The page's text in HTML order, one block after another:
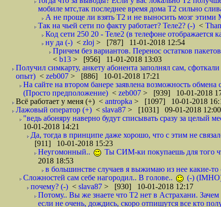
мобиле мтс,так последнее время дома Т2 сильно
А не проще ли взять Т2 и не выносить мозг
Так на чьей сети по факту работает? Теле2? (-) <
Код сети 250 20 - Теле2 (в телефоне отображается
ну да (-) < zloj > [787] 11-01-2018 12:54
Причем без вариантов. Перенос остатков
< b13 > [956] 11-01-2018 13:03
Получил симкарту, анкету абонента заполнял сам,
опыт) < zeb007 > [886] 10-01-2018 17:21
На сайте на втором банере заявлена возможность
(Просто предположение) < zeb007 > [939] 10-01-2018
Всё работает у меня (+) < antropka > [1097] 10-01-2018
Лажовый оператор (+) < slava87 > [1031] 09-01-2018 12:00
"ведь абоняру наверно будут списывать сразу за целый
10-01-2018 14:21
Да, тогда в принципе даже хорошо, что с этим не
[911] 10-01-2018 15:23
Неугомонный..
Ты СИМ-ки покупаешь для того
2018 18:53
в большинстве случаев я выжимаю из нее какие-то
Сложностей сам себе нагородил.. В голове..
(-)
почему? (-) < slava87 > [930] 10-01-2018 12:17
Потому.. Вы же знаете что Т2 нет в Астрахани.
если не очень, дождись, скоро отпишутся все кто